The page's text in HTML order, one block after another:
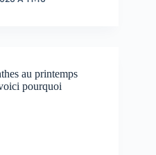
au printemps
pourquoi